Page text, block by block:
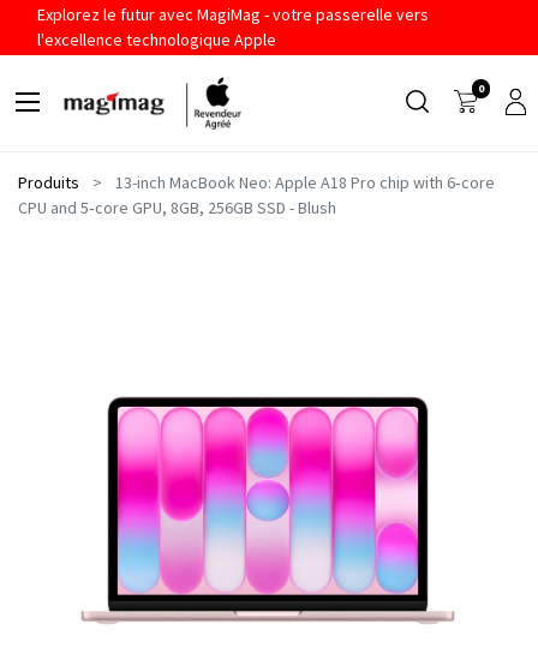
Explorez le futur avec MagiMag - votre passerelle vers
l'excellence technologique Apple
0
Produits
13-inch MacBook Neo: Apple A18 Pro chip with 6‑core
CPU and 5‑core GPU, 8GB, 256GB SSD - Blush